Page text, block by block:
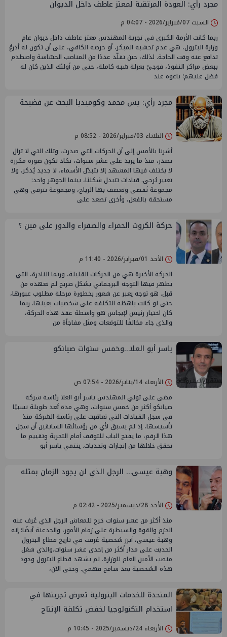
مجرد رأي: العودة المرتقبة لمعتز عاطف داخل الديوان
السبت 07/فبراير/2026 - 04:07 م
ربما كانت الأزمة الكبرى في تجربة المهندس معتز عاطف داخل ديوان عام
وزارة البترول، هي عدم تحسّبه المبكر، أو حرصه الكافي، على أن تكون له أذرعٌ
تدافع عنه وقت الحاجة. لذلك، حين تقلّد عددًا من المناصب الحسّاسة واصطدم
ببعض مراكز النفوذ، فوجئ بعزلة شبه كاملة، حتى من أولئك الذين كان له
فضل عليهم؛ باعوه عند
مجرد رأي: يس محمد وكوميديا البحث عن فضيحة
الثلاثاء 03/فبراير/2026 - 08:52 م
أشرنا بالأمس إلى أن الحركات التي صدرت، وتلك التي لا تزال
تصدر، منذ ما يزيد على عشر سنوات، تكاد تكون صورة مكررة
لا يختلف فيها المشهد إلا بتبدّل الأسماء. لا جديد يُذكر، ولا
تغيير يُرجى. قيادات تتبدل شكليًا، بينما الجوهر واحد:
مجموعة تُقصى وتعصف بها الرياح، ومجموعة تترقى وهي
مستحقة بالفعل، وأخرى تصعد على
حركة الكروت الحمراء والصفراء والدور على مين ؟
الأحد 01/فبراير/2026 - 11:40 م
الحركة الأخيرة هي من الحركات القليلة، وربما النادرة، التي
يظهر فيها التوجه البرجماتي بشكل صريح لم نعهده من
قبل. هو توجه يعبر عن شعور بخطورة مرحلة مطلوب عبورها،
حتى لو كانت باهظة التكلفة على شخصيات بعينها. ربما
كان اختيار رئيس لإيجاس هو واسطة عقد هذه الحركة،
والذي جاء مخالفًا للتوقعات ومثل مفاجأة من
ياسر أبو العلا…وخمس سنوات صيانكو
الأربعاء 14/يناير/2026 - 07:54 ص
مضى على تولي المهندس ياسر أبو العلا رئاسة شركة
صيانكو أكثر من خمس سنوات، وهي مدة تُعد طويلة نسبيًا
في سجل القيادات التي تعاقبت على رئاسة الشركة منذ
تأسيسها، إذ لم يسبق لأي من رؤسائها السابقين أن سجل
هذا الرقم، ما يفتح الباب للتوقف أمام التجربة وتقييم ما
تحقق خلالها من إنجازات وتحديات. ينتمي ياسر أبو
وهبة عيسى… الرجل الذي لن يجود الزمان بمثله
الأحد 28/ديسمبر/2025 - 02:42 م
منذ أكثر من عشر سنوات خرج للمعاش الرجل الذي عُرف عنه
الحزم والقوة والسيطرة على زمام الأمور، والجدعنة أيضًا؛ إنه
وهبة عيسى، أبرز شخصية عُرفت في تاريخ قطاع البترول
الحديث على مدار أكثر من إحدى عشر سنوات.والذي شغل
منصب الأمين العام للوزارة. لم يشهد قطاع البترول وجود
هذه الشخصية بعد سامح فهمي. وحتى الآن،
المتحدة للخدمات البترولية تعرض تجربتها في
استخدام التكنولوجيا لخفض تكلفة الإنتاج
الأربعاء 24/ديسمبر/2025 - 10:45 م